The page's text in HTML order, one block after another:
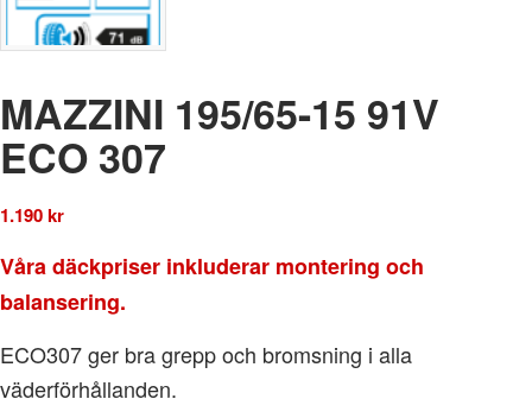
MAZZINI 195/65-15 91V
ECO 307
1.190kr
Våra däckpriser inkluderar montering och
balansering.
ECO307 ger bra grepp och bromsning i alla
väderförhållanden.